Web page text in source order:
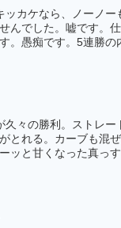
ッカケなら、ノーノ
んでした。嘘です。
。愚痴です。5連勝の
々の勝利。ストレ
とれる。カーブも混
ッと甘くなった真っ